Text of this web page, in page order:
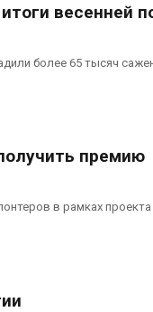
весенней
более 65 тысяч
премию
в рамках